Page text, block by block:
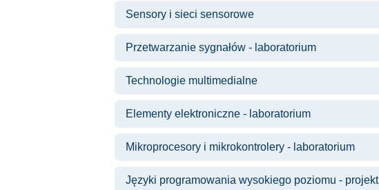
Sensory i sieci sensorowe
Przetwarzanie sygnałów - laboratorium
Technologie multimedialne
Elementy elektroniczne - laboratorium
Mikroprocesory i mikrokontrolery - laboratorium
Języki programowania wysokiego poziomu - projekt